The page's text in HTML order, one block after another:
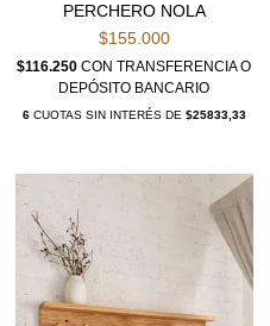
PERCHERO NOLA
$155.000
$116.250 CON TRANSFERENCIA O
DEPÓSITO BANCARIO
6CUOTAS SIN INTERÉS DE $25833,33